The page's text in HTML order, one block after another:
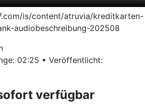
is/content/atruvia/kreditkarten-
audiobeschreibung-202508
02:25 • Veröffentlicht:
verfügbar